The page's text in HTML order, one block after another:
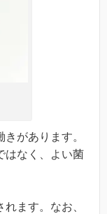
があります。
はなく、よい菌
ます。なお、